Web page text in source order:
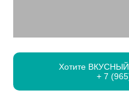
Хотите ВКУСНЫЙ
+ 7